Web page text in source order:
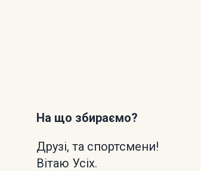
На що збираємо?
Друзі, та спортсмени!
Вітаю Усіх.